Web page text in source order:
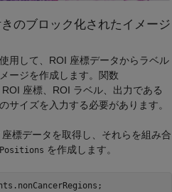
のブロック化されたイメージ
用して、ROI 座標データからラベル
ージを作成します。関数
ROI 座標、ROI ラベル、出力である
サイズを入力する必要があります。
座標データを取得し、それらを組み合
を作成します。